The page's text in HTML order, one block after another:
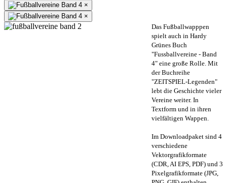
×
×
Das Fußballwapppen
spielt auch in Hardy
Grünes Buch
"Fussballvereine - Band
4" eine große Rolle. Mit
der Buchreihe
"ZEITSPIEL-Legenden"
lebt die Geschichte vieler
Vereine weiter. In
Textform und in ihren
vielfältigen Wappen.
Im Downloadpaket sind 4
verschiedene
Vektorgrafikformate
(CDR, AI EPS, PDF) und 3
Pixelgrafikformate (JPG,